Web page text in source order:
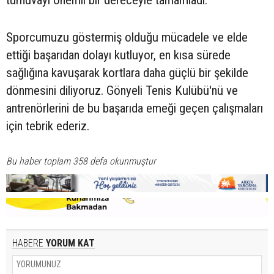
Sporcumuzu göstermiş olduğu mücadele ve elde
ettiği başarıdan dolayı kutluyor, en kısa sürede
sağlığına kavuşarak kortlara daha güçlü bir şekilde
dönmesini diliyoruz. Gönyeli Tenis Kulübü'nü ve
antrenörlerini de bu başarıda emeği geçen çalışmaları
için tebrik ederiz.
Bu haber toplam 358 defa okunmuştur
HABERE YORUM KAT